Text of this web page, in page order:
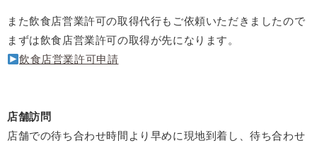
また飲食店営業許可の取得代行もご依頼いただきましたので
まずは飲食店営業許可の取得が先になります。
飲食店営業許可申請
店舗訪問
店舗での待ち合わせ時間より早めに現地到着し、待ち合わせ